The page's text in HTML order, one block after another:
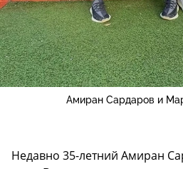
Амиран Сардаров и
Недавно 35-летний Амиран